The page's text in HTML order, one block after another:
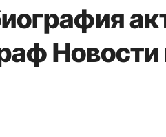
Новости